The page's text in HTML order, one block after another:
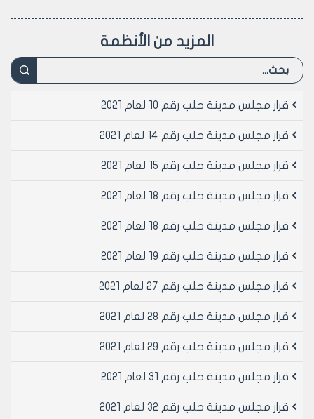
رئيس مجلس مدينة حلب
المهندس محمد ايمن حلاق
المزيد من الأنظمة
قرار مجلس مدينة حلب رقم 10 لعام 2021
قرار مجلس مدينة حلب رقم 14 لعام 2021
قرار مجلس مدينة حلب رقم 15 لعام 2021
قرار مجلس مدينة حلب رقم 18 لعام 2021
قرار مجلس مدينة حلب رقم 18 لعام 2021
قرار مجلس مدينة حلب رقم 19 لعام 2021
قرار مجلس مدينة حلب رقم 27 لعام 2021
قرار مجلس مدينة حلب رقم 28 لعام 2021
قرار مجلس مدينة حلب رقم 29 لعام 2021
قرار مجلس مدينة حلب رقم 31 لعام 2021
قرار مجلس مدينة حلب رقم 32 لعام 2021